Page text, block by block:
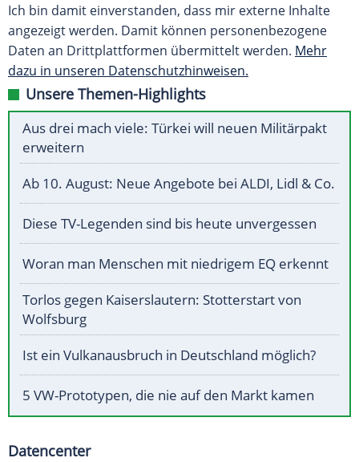
Ich bin damit einverstanden, dass mir externe Inhalte
angezeigt werden. Damit können personenbezogene
Daten an Drittplattformen übermittelt werden. Mehr
dazu in unseren Datenschutzhinweisen.
Unsere Themen-Highlights
Aus drei mach viele: Türkei will neuen Militärpakt
erweitern
Ab 10. August: Neue Angebote bei ALDI, Lidl & Co.
Diese TV-Legenden sind bis heute unvergessen
Woran man Menschen mit niedrigem EQ erkennt
Torlos gegen Kaiserslautern: Stotterstart von
Wolfsburg
Ist ein Vulkanausbruch in Deutschland möglich?
5 VW-Prototypen, die nie auf den Markt kamen
Datencenter